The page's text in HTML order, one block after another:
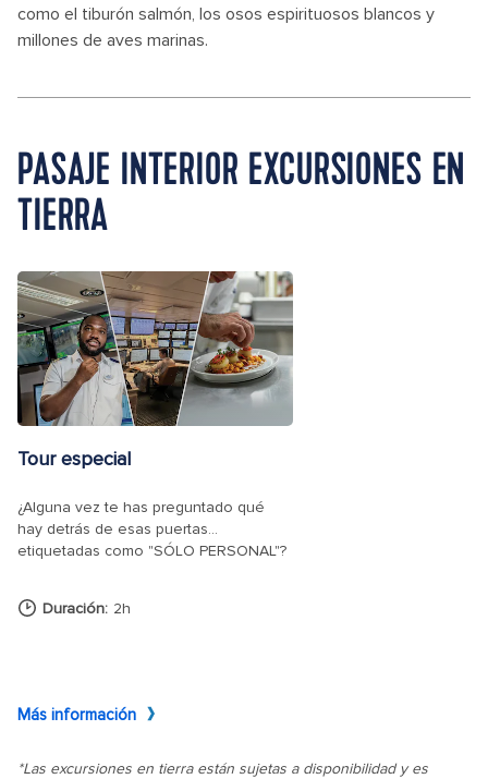
como el tiburón salmón, los osos espirituosos blancos y
millones de aves marinas.
PASAJE INTERIOR EXCURSIONES EN
TIERRA